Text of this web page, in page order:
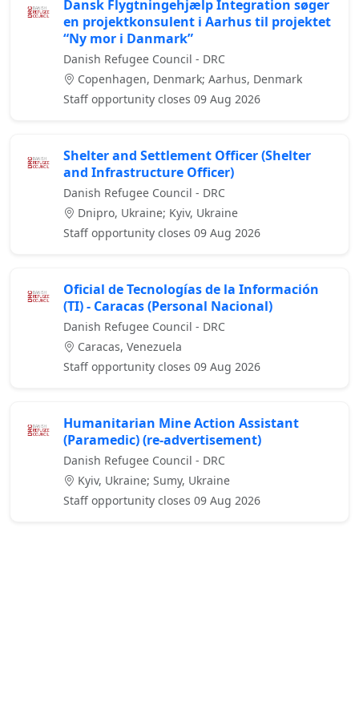
Dansk Flygtningehjælp Integration søger
en projektkonsulent i Aarhus til projektet
“Ny mor i Danmark”
Danish Refugee Council - DRC
Copenhagen, Denmark; Aarhus, Denmark
Staff opportunity closes 09 Aug 2026
Shelter and Settlement Officer (Shelter
and Infrastructure Officer)
Danish Refugee Council - DRC
Dnipro, Ukraine; Kyiv, Ukraine
Staff opportunity closes 09 Aug 2026
Oficial de Tecnologías de la Información
(TI) - Caracas (Personal Nacional)
Danish Refugee Council - DRC
Caracas, Venezuela
Staff opportunity closes 09 Aug 2026
Humanitarian Mine Action Assistant
(Paramedic) (re-advertisement)
Danish Refugee Council - DRC
Kyiv, Ukraine; Sumy, Ukraine
Staff opportunity closes 09 Aug 2026